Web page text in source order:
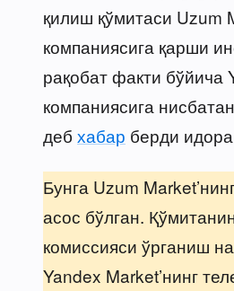
қилиш қўмитаси Uzum
компаниясига қарши
рақобат факти бўйича
компаниясига
деб хабар берди
Бунга Uzum
асос бўлган.
комиссияси ўрганиш
Yandex Market’нинг